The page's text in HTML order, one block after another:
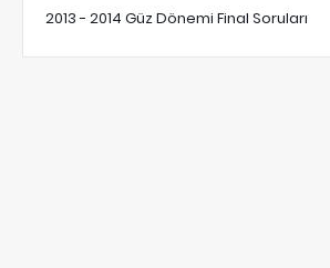
2013 - 2014 Güz Dönemi Final Soruları